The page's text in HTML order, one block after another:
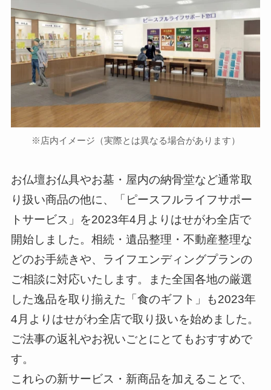
※店内イメージ（実際とは異なる場合があります）
お仏壇お仏具やお墓・屋内の納骨堂など通常取
り扱い商品の他に、「ピースフルライフサポー
トサービス」を2023年4月よりはせがわ全店で
開始しました。相続・遺品整理・不動産整理な
どのお手続きや、ライフエンディングプランの
ご相談に対応いたします。また全国各地の厳選
した逸品を取り揃えた「食のギフト」も2023年
4月よりはせがわ全店で取り扱いを始めました。
ご法事の返礼やお祝いごとにとてもおすすめで
す。
これらの新サービス・新商品を加えることで、